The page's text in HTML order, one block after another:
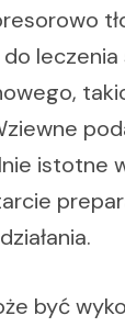
leczenia
istotne
być